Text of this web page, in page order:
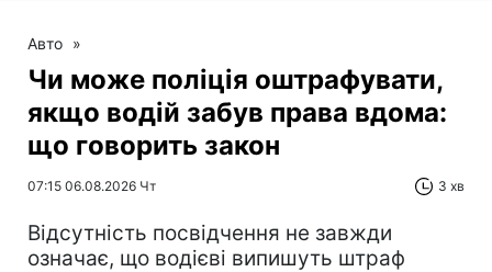
Авто »
Чи може поліція оштрафувати,
якщо водій забув права вдома:
що говорить закон
07:15 06.08.2026 Чт 3 хв
Відсутність посвідчення не завжди
означає, що водієві випишуть штраф